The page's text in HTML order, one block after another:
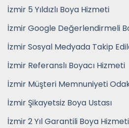
İzmir 5 Yıldızlı Boya Hizmeti
İzmir Google Değerlendirmeli
İzmir Sosyal Medyada Takip
İzmir Referanslı Boyacı Hizmeti
İzmir Müşteri Memnuniyeti
İzmir Şikayetsiz Boya Ustası
İzmir 2 Yıl Garantili Boya Hizmeti